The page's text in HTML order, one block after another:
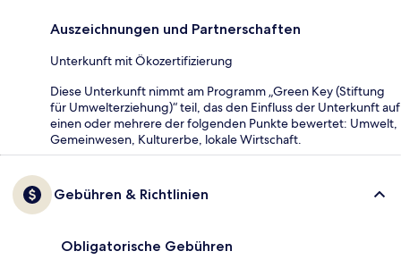
Auszeichnungen und Partnerschaften
Unterkunft mit Ökozertifizierung
Diese Unterkunft nimmt am Programm „Green Key (Stiftung
für Umwelterziehung)“ teil, das den Einfluss der Unterkunft auf
einen oder mehrere der folgenden Punkte bewertet: Umwelt,
Gemeinwesen, Kulturerbe, lokale Wirtschaft.
Gebühren & Richtlinien
Obligatorische Gebühren